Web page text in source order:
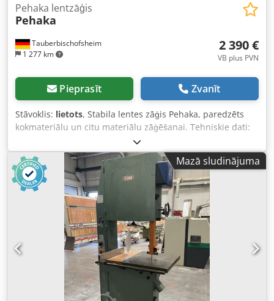
Tauberbischofsheim
1 277 km
Pehaka lentzāģis
Pehaka
2 390 €
VB plus PVN
Pieprasīt Zvanīt
Stāvoklis: lietots, Stabila lentes zāģis Pehaka, paredzēts
kokmateriālu un citu materiālu zāģēšanai. Tehniskie dati:
Credpfx Agozryvgeyef - Ripas diametrs: 800 mm - Motors: 3
kW - Maksimālā griešanas augstums: apm. 350 mm
Mazā sludinājuma